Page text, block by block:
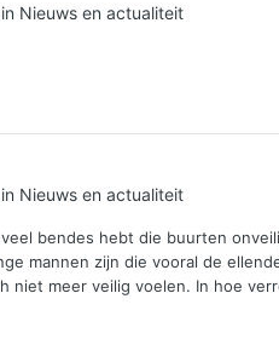
in Nieuws en actualiteit
in Nieuws en actualiteit
bendes hebt die buurten
mannen zijn die vooral de
meer veilig voelen. In hoe